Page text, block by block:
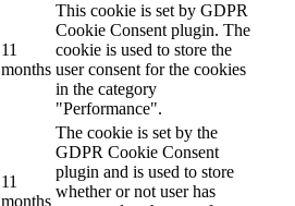
11
months
This cookie is set by GDPR
Cookie Consent plugin. The
cookie is used to store the
user consent for the cookies
in the category
"Performance".
11
months
The cookie is set by the
GDPR Cookie Consent
plugin and is used to store
whether or not user has